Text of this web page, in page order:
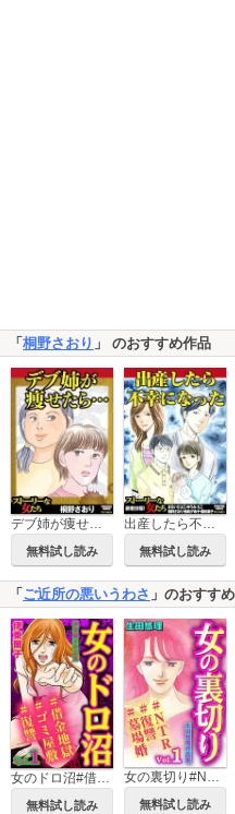
「 桐野さおり 」 のおすすめ作品
無料試し読み 無料試し読み
「 ご近所の悪いうわさ 」のおすす
女のドロ沼#借金地獄#ゴミ屋敷#復讐 伊東爾子作品集
無料試し読み
女の裏切り#NTR#復讐#墓場婚 生田悠理作品集
無料試し読み